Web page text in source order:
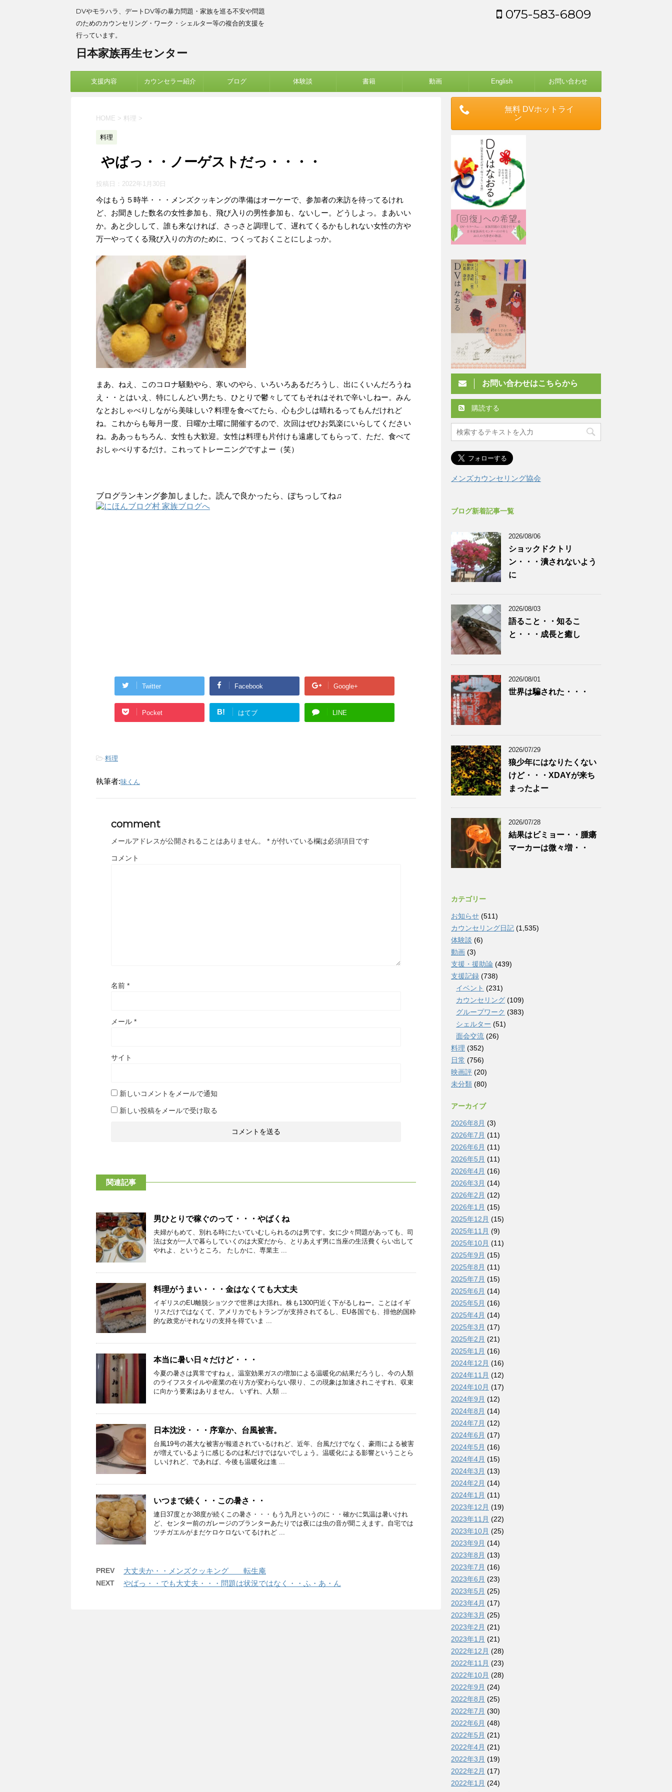
DVやモラハラ、デートDV等の暴力問題・家族を巡る不安や問題
のためのカウンセリング・ワーク・シェルター等の複合的支援を
行っています。
日本家族再生センター
075-583-6809
支援内容 カウンセラー紹介 ブログ 体験談 書籍 動画 English お問い合わせ
HOME > 料理 >
料理
やばっ・・ノーゲストだっ・・・・
投稿日： 2022年1月30日
今はもう５時半・・・メンズクッキングの準備はオーケーで、参加者の来訪を待ってるけれ
ど、お聞きした数名の女性参加も、飛び入りの男性参加も、ないしー。どうしよっ。まあいい
か。あと少しして、誰も来なければ、さっさと調理して、遅れてくるかもしれない女性の方や
万一やってくる飛び入りの方のために、つくっておくことにしよっか。
まあ、ねえ、このコロナ騒動やら、寒いのやら、いろいろあるだろうし、出にくいんだろうね
え・・とはいえ、特にしんどい男たち、ひとりで鬱々しててもそれはそれで辛いしねー。みん
なとおしゃべりしながら美味しい? 料理を食べてたら、心も少しは晴れるってもんだけれど
ね。これからも毎月一度、日曜か土曜に開催するので、次回はぜひお気楽にいらしてください
ね。ああっもちろん、女性も大歓迎。女性は料理も片付けも遠慮してもらって、ただ、食べて
おしゃべりするだけ。これってトレーニングですよー（笑）
ブログランキング参加しました。読んで良かったら、ぽちっしてね♫
Twitter Facebook Google+
Pocket B! はてブ LINE
-料理
執筆者:味くん
comment
メールアドレスが公開されることはありません。 * が付いている欄は必須項目です
コメント
名前 *
メール *
サイト
新しいコメントをメールで通知
新しい投稿をメールで受け取る
関連記事
男ひとりで稼ぐのって・・・やばくね
夫婦がもめて、別れる時にたいていむしられるのは男です。女に少々問題があっても、司
法は女が一人で暮らしていくのは大変だから、とりあえず男に当座の生活費くらい出して
やれよ、というところ。 たしかに、専業主 ...
料理がうまい・・・金はなくても大丈夫
イギリスのEU離脱ショツクで世界は大揺れ。株も1300円近く下がるしねー。ことはイギ
リスだけではなくて、アメリカでもトランプが支持されてるし、EU各国でも、排他的国粋
的な政党がそれなりの支持を得ていま ...
本当に暑い日々だけど・・・
今夏の暑さは異常ですねぇ。温室効果ガスの増加による温暖化の結果だろうし、今の人類
のライフスタイルや産業の在り方が変わらない限り、この現象は加速されこそすれ、収束
に向かう要素はありません。 いずれ、人類 ...
日本沈没・・・序章か、台風被害。
台風19号の甚大な被害が報道されているけれど、近年、台風だけでなく、豪雨による被害
が増えているように感じるのは私だけではないでしょう。温暖化による影響ということら
しいけれど、であれば、今後も温暖化は進 ...
いつまで続く・・この暑さ・・
連日37度とか38度が続くこの暑さ・・・もう九月というのに・・確かに気温は暑いけれ
ど、センター前のガレージのプランターあたりでは夜には虫の音が聞こえます。自宅では
ツチガエルがまだケロケロないてるけれど ...
PREV 大丈夫か・・メンズクッキング 転生庵
NEXT やばっ・・でも大丈夫・・・問題は状況ではなく・・ふ・あ・ん
無料 DVホットライ
ン
お問い合わせはこちらから
購読する
メンズカウンセリング協会
ブログ新着記事一覧
2026/08/06
ショックドクトリ
ン・・・潰されないよう
に
2026/08/03
語ること・・知るこ
と・・・成長と癒し
2026/08/01
世界は騙された・・・
2026/07/29
狼少年にはなりたくない
けど・・・XDAYが来ち
まったよー
2026/07/28
結果はビミョー・・腫瘍
マーカーは微々増・・
カテゴリー
お知らせ (511)
カウンセリング日記 (1,535)
体験談 (6)
動画 (3)
支援・援助論 (439)
支援記録 (738)
イベント (231)
カウンセリング (109)
グループワーク (383)
シェルター (51)
面会交流 (26)
料理 (352)
日常 (756)
映画評 (20)
未分類 (80)
アーカイブ
2026年8月 (3)
2026年7月 (11)
2026年6月 (11)
2026年5月 (11)
2026年4月 (16)
2026年3月 (14)
2026年2月 (12)
2026年1月 (15)
2025年12月 (15)
2025年11月 (9)
2025年10月 (11)
2025年9月 (15)
2025年8月 (11)
2025年7月 (15)
2025年6月 (14)
2025年5月 (16)
2025年4月 (14)
2025年3月 (17)
2025年2月 (21)
2025年1月 (16)
2024年12月 (16)
2024年11月 (12)
2024年10月 (17)
2024年9月 (12)
2024年8月 (14)
2024年7月 (12)
2024年6月 (17)
2024年5月 (16)
2024年4月 (15)
2024年3月 (13)
2024年2月 (14)
2024年1月 (11)
2023年12月 (19)
2023年11月 (22)
2023年10月 (25)
2023年9月 (14)
2023年8月 (13)
2023年7月 (16)
2023年6月 (23)
2023年5月 (25)
2023年4月 (17)
2023年3月 (25)
2023年2月 (21)
2023年1月 (21)
2022年12月 (28)
2022年11月 (23)
2022年10月 (28)
2022年9月 (24)
2022年8月 (25)
2022年7月 (30)
2022年6月 (48)
2022年5月 (21)
2022年4月 (21)
2022年3月 (19)
2022年2月 (17)
2022年1月 (24)